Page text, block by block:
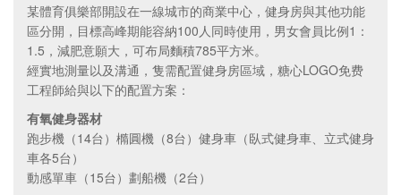
某體育俱樂部開設在一線城市的商業中心，健身房與其他功能
區分開，目標高峰期能容納100人同時使用，男女會員比例1：
1.5，減肥意願大，可布局麵積785平方米。
經實地測量以及溝通，隻需配置健身房區域，糖心LOGO免费
工程師給與以下的配置方案：
有氧健身器材
跑步機（14台）橢圓機（8台）健身車（臥式健身車、立式健身
車各5台）
動感單車（15台）劃船機（2台）